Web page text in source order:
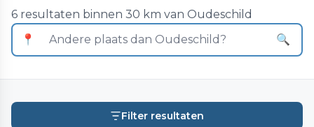
6 resultaten binnen 30 km van Oudeschild
📍
🔍
Filter resultaten